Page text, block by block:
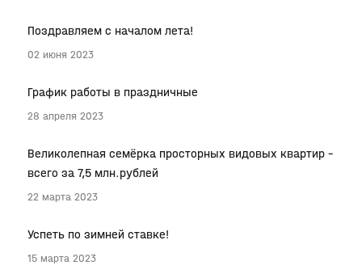
Поздравляем с началом лета!
02 июня 2023
График работы в праздничные
28 апреля 2023
Великолепная семёрка просторных видовых квартир –
всего за 7,5 млн.рублей
22 марта 2023
Успеть по зимней ставке!
15 марта 2023